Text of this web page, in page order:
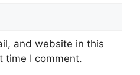
and website in this
time I comment.